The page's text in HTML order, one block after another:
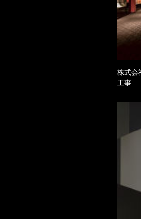
株式
工事